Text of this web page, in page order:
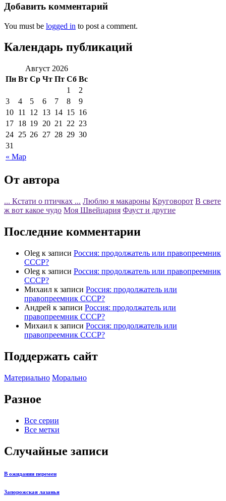
Добавить комментарий
You must be logged in to post a comment.
Календарь публикаций
Август 2026
Пн Вт Ср Чт Пт Сб Вс
« Мар
1
2
3
4 5 6 7 8
9
10 11 12 13 14 15 16
17 18 19 20 21 22 23
24 25 26 27 28 29 30
31
От автора
... Кстати о птичках ... Люблю я макароны Круговорот В свете
ж вот какое чудо Моя Швейцария Фауст и другие
Последние комментарии
Oleg к записи Россия: продолжатель или правопреемник
СССР?
Oleg к записи Россия: продолжатель или правопреемник
СССР?
Михаил к записи Россия: продолжатель или
правопреемник СССР?
Андрей к записи Россия: продолжатель или
правопреемник СССР?
Михаил к записи Россия: продолжатель или
правопреемник СССР?
Поддержать сайт
Материально Морально
Разное
Все серии
Все метки
Случайные записи
В ожидании перемен
Запорожская лазанья